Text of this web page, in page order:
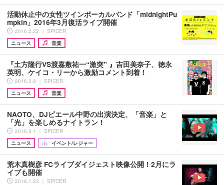
活動休止中の女性ツインボーカルバンド「midnightPu
mpkin」2016年3月復活ライブ開催
2016.2.22 ｜ SPICER
ニュース
音楽
『土方隆行VS渡嘉敷祐一“激突” 』吉田美奈子、徳永
英明、ケイコ・リーから激励コメント到着！
2016.2.8 ｜ SPICER
ニュース
音楽
NAOTO、DJピエール中野の出演決定、「音楽」と
「光」を楽しめるナイトラン！
2016.2.1 ｜ SPICER
ニュース
イベント/レジャー
荒木真樹彦 FCライブダイジェスト映像公開！2月にラ
イブも開催
2016.1.23 ｜ SPICER